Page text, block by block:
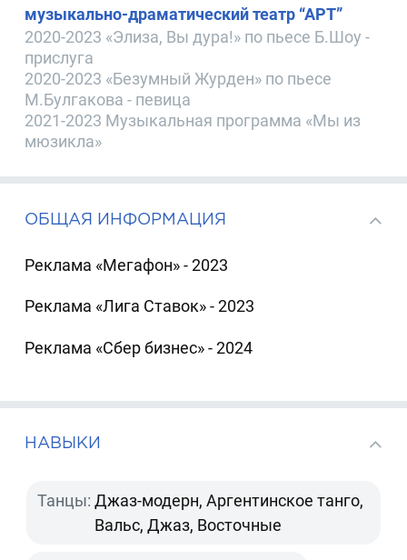
музыкально-драматический театр “АРТ”
2020-2023 «Элиза, Вы дура!» по пьесе Б.Шоу -
прислуга
2020-2023 «Безумный Журден» по пьесе
М.Булгакова - певица
2021-2023 Музыкальная программа «Мы из
мюзикла»
ОБЩАЯ ИНФОРМАЦИЯ
Реклама «Мегафон» - 2023
Реклама «Лига Ставок» - 2023
Реклама «Сбер бизнес» - 2024
НАВЫКИ
Танцы: Джаз-модерн, Аргентинское танго,
Вальс, Джаз, Восточные